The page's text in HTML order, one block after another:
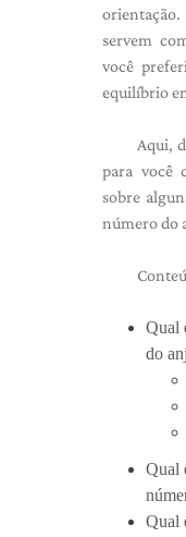
servem
você
equilíbrio
Aqui,
para você
sobre
número do
Qual
do
Qual
Qual